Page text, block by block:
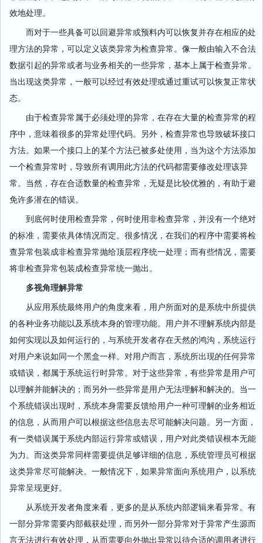
效地处理。
而对于一些具备可以回避异常或预料内可以恢复并存在相应的处
理方法的异常，可以定义该类异常为检查异常。像一般由输入不合法
数据引起的异常或者与业务相关的一些异常，基本上属于检查异常。
当出现这类异常，一般可以经过有效处理或通过重试可以恢复正常状
态。
由于检查异常属于必须处理的异常，在存在大量的检查异常的程
序中，意味着很多的异常处理代码。另外，检查异常也导致破坏接口
方法。如果一个接口上的某个方法已被多处使用，当为这个方法添加
一个检查异常时，导致所有调用此方法的代码都需要修改处理该异
常。当然，存在合适数量的检查异常，无疑是比较优雅的，有助于避
免许多潜在的错误。
到底何时使用检查异常，何时使用非检查异常，并没有一个绝对
的标准，需要依具体情况而定。很多情况，在我们的程序中需要将检
查异常包装成非检查异常抛给顶层程序统一处理；而有些情况，需要
将非检查异常包装成检查异常统一抛出。
多视角理解异常
从应用系统最终用户的角度来看，用户所面对的是系统中所提供
的各种业务功能以及系统本身的管理功能。用户并不理解系统内部是
如何实现以及如何运行的，与系统开发者存在天然的鸿沟，系统运行
对用户来说如同一个黑盒一样。对用户而言，系统所出现的任何异常
或错误，都属于系统运行时异常。对于这些异常，有些异常是用户可
以理解并能解决的；而另外一些异常是用户无法理解和解决的。当一
个系统错误出现时，系统本身需要反馈给用户一种可理解的业务相近
的信息，从而用户可以根据这些信息去尽可能解决问题。另一方面，
有一类错误属于系统内部运行异常或错误，用户对此类错误根本无能
为力。而这类异常同样需要提供足够详细的信息，系统管理员可根据
这类异常尽可能解决。一般情况下，如果异常面向系统用户，以系统
异常呈现更好。
从系统开发者角度来看，更多的是从系统内部逻辑来看异常。有
一部分异常需要内部截获处理，而另外一部分异常对于异常产生源而
言无法进行有效处理，从而需要向外抛出异常以待合适的调用者进行